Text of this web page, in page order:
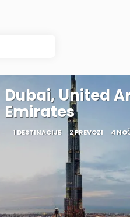
Dubai, United
Emirates
1 DESTINACIJE 2 PREVOZI 4